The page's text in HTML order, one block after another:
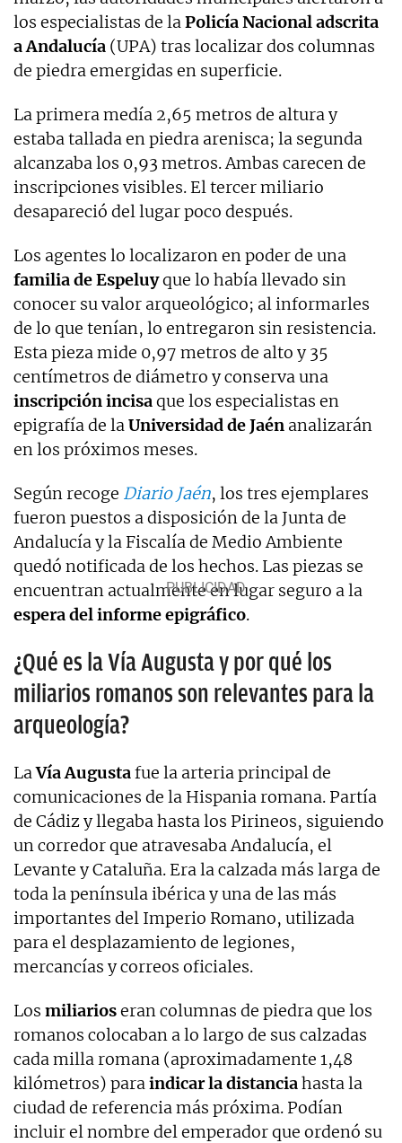
los especialistas de laPolicía Nacional adscrita
a Andalucía (UPA) tras localizar dos columnas
de piedra emergidas en superficie.
La primera medía 2,65 metros de altura y
estaba tallada en piedra arenisca; la segunda
alcanzaba los 0,93 metros. Ambas carecen de
inscripciones visibles. El tercer miliario
desapareció del lugar poco después.
Los agentes lo localizaron en poder de una
familia de Espeluyque lo había llevado sin
conocer su valor arqueológico; al informarles
de lo que tenían, lo entregaron sin resistencia.
Esta pieza mide 0,97 metros de alto y 35
centímetros de diámetro y conserva una
inscripción incisaque los especialistas en
epigrafía de laUniversidad de Jaén analizarán
en los próximos meses.
Según recoge Diario Jaén, los tres ejemplares
fueron puestos a disposición de la Junta de
Andalucía y la Fiscalía de Medio Ambiente
quedó notificada de los hechos. Las piezas se
encuentran actualmente en lugar seguro a la
espera del informe epigráfico.
¿Qué es la Vía Augusta y por qué los
miliarios romanos son relevantes para la
arqueología?
LaVía Augustafue la arteria principal de
comunicaciones de la Hispania romana. Partía
de Cádiz y llegaba hasta los Pirineos, siguiendo
un corredor que atravesaba Andalucía, el
Levante y Cataluña. Era la calzada más larga de
toda la península ibérica y una de las más
importantes del Imperio Romano, utilizada
para el desplazamiento de legiones,
mercancías y correos oficiales.
Los miliarioseran columnas de piedra que los
romanos colocaban a lo largo de sus calzadas
cada milla romana (aproximadamente 1,48
kilómetros) paraindicar la distanciahasta la
ciudad de referencia más próxima. Podían
incluir el nombre del emperador que ordenó su